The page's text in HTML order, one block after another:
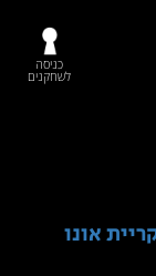
כניסה
לשחקנים